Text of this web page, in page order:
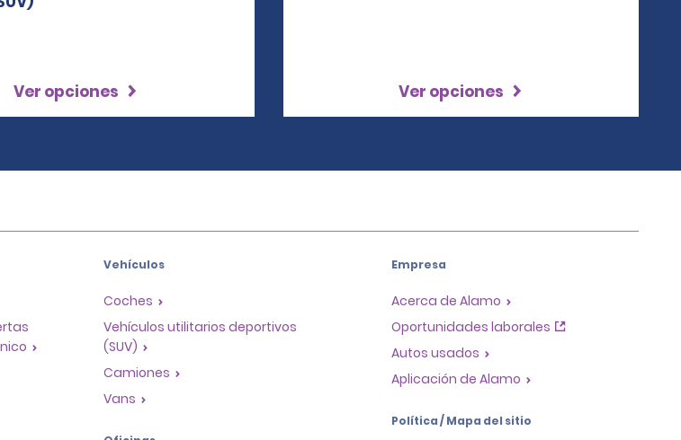
Ver opciones Ver opciones
Vehículos
Coches
Vehículos utilitarios deportivos
(SUV)
Camiones
Vans
Empresa
Acerca de Alamo
Oportunidades laborales
Autos usados
Aplicación de Alamo
Política / Mapa del sitio